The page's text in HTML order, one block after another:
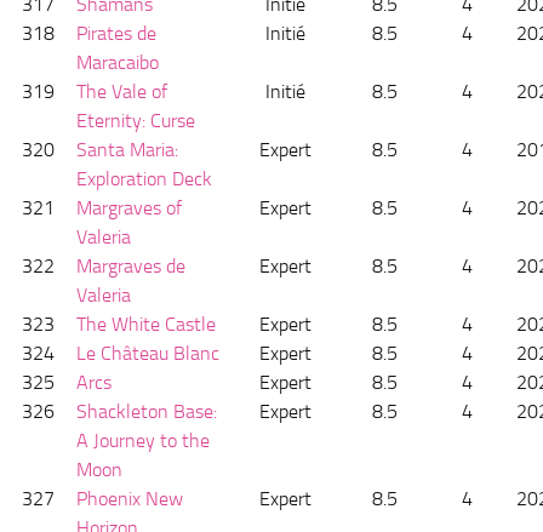
318
Pirates de
Maracaibo
Initié 8.5 4
319
The Vale of
Eternity: Curse
Initié 8.5 4
320
Santa Maria:
Exploration Deck
Expert 8.5 4
321
Margraves of
Valeria
Expert 8.5 4
322
Margraves de
Valeria
Expert 8.5 4
323 The White Castle Expert 8.5 4
324
Le Château Blanc Expert 8.5 4
325
Arcs Expert 8.5 4
326
Shackleton Base:
A Journey to the
Moon
Expert 8.5 4
327
Phoenix New
Expert 8.5 4